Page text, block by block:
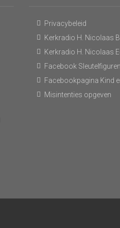
Privacybeleid
Kerkradio H. Nicolaas
Kerkradio H. Nicolaas
Facebook Sleutelfiguren
Facebookpagina Kind
Misintenties opgeven